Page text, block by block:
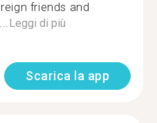
friends and
Leggi di più
Scarica la app